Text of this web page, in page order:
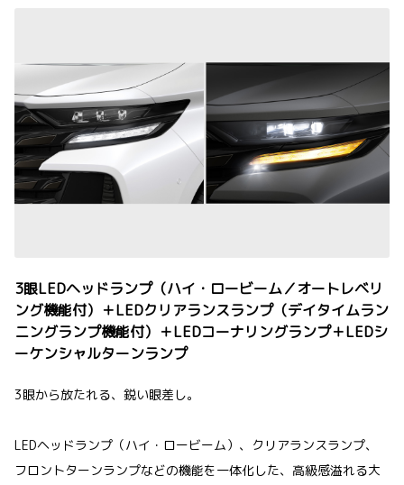
3眼LEDヘッドランプ（ハイ・ロービーム／オートレベリ
ング機能付）＋LEDクリアランスランプ（デイタイムラン
ニングランプ機能付）＋LEDコーナリングランプ＋LEDシ
ーケンシャルターンランプ
3眼から放たれる、鋭い眼差し。
LEDヘッドランプ（ハイ・ロービーム）、クリアランスランプ、
フロントターンランプなどの機能を一体化した、高級感溢れる大